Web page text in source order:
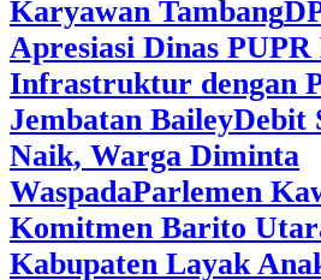
Karyawan Tambang
Apresiasi Dinas
Infrastruktur dengan
Jembatan BaileyDebit
Naik, Warga Diminta
WaspadaParlemen
Komitmen Barito
Kabupaten Layak